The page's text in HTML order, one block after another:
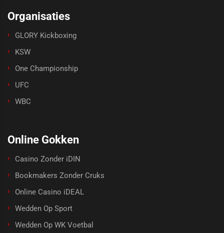
Organisaties
GLORY Kickboxing
KSW
One Championship
UFC
WBC
Online Gokken
Casino Zonder iDIN
Bookmakers Zonder Cruks
Online Casino iDEAL
Wedden Op Sport
Wedden Op WK Voetbal